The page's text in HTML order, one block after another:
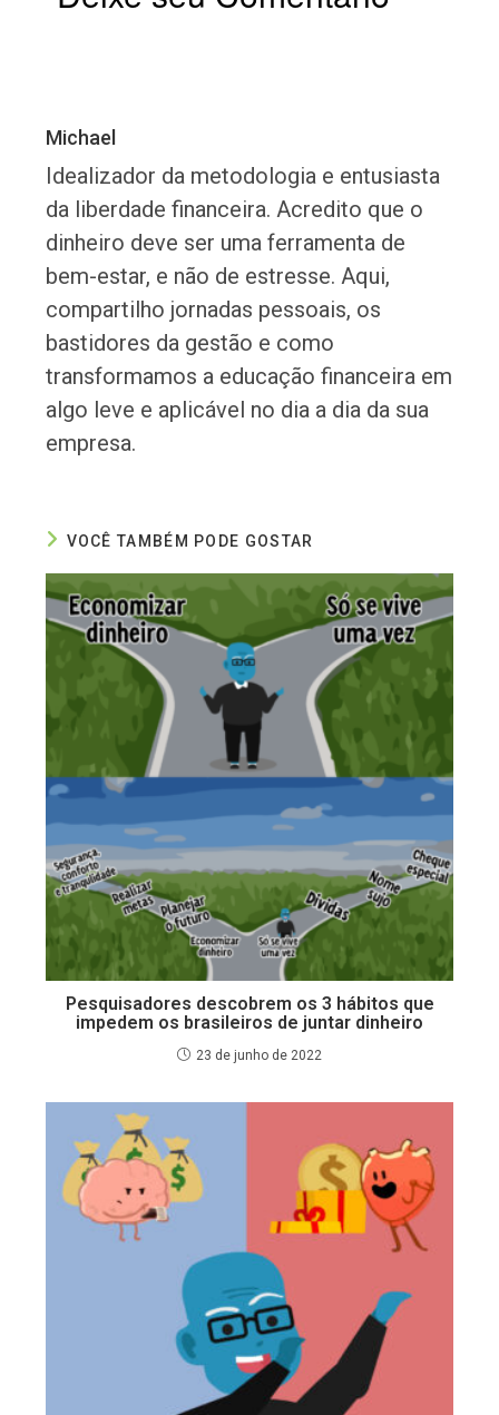
Michael
Idealizador da metodologia e entusiasta
da liberdade financeira. Acredito que o
dinheiro deve ser uma ferramenta de
bem-estar, e não de estresse. Aqui,
compartilho jornadas pessoais, os
bastidores da gestão e como
transformamos a educação financeira em
algo leve e aplicável no dia a dia da sua
empresa.
VOCÊ TAMBÉM PODE GOSTAR
Pesquisadores descobrem os 3 hábitos que
impedem os brasileiros de juntar dinheiro
23 de junho de 2022